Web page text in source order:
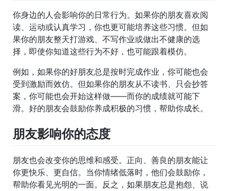
你身边的人会影响你的日常行为。如果你的朋友喜欢阅
读、运动或认真学习，你也更可能培养这些习惯。但如
果你的朋友整天打游戏、不写作业或做出不健康的选
择，即使你知道这些行为不好，也可能跟着模仿。
例如，如果你的好朋友总是按时完成作业，你可能也会
受到激励而效仿。但如果你的朋友从不读书、只会抄答
案，你可能也会开始这样做——而你的成绩就可能下
滑。好的朋友会鼓励你养成积极的习惯，帮助你成长。
朋友影响你的态度
朋友也会改变你的思维和感受。正向、善良的朋友能让
你更快乐、更自信。当你情绪低落时，他们会鼓励你，
帮助你看见光明的一面。反之，如果朋友总是抱怨、说